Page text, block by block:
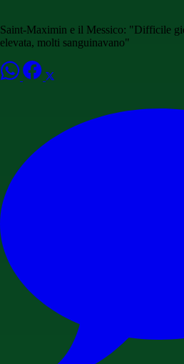
Saint-Maximin e il Messico: "Difficile
elevata, molti sanguinavano"